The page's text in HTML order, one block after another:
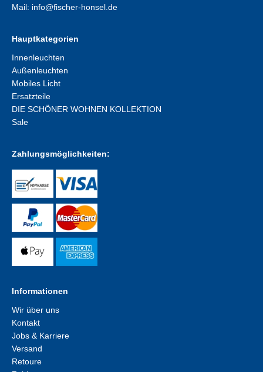
Mail: info@fischer-honsel.de
Hauptkategorien
Innenleuchten
Außenleuchten
Mobiles Licht
Ersatzteile
DIE SCHÖNER WOHNEN KOLLEKTION
Sale
Zahlungsmöglichkeiten:
Informationen
Wir über uns
Kontakt
Jobs & Karriere
Versand
Retoure